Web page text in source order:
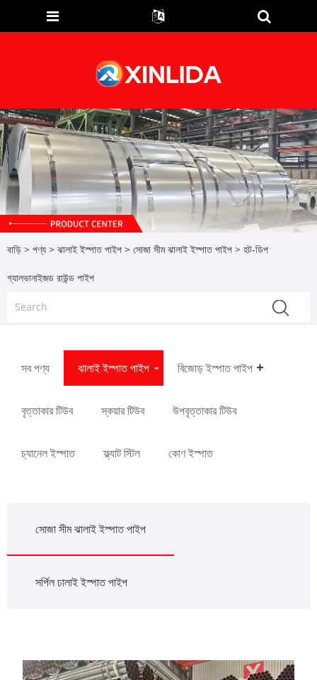
বাড়ি > পণ্য > ঝালাই ইস্পাত পাইপ > সোজা সীম ঝালাই ইস্পাত পাইপ > হট-ডিপ
গ্যালভানাইজড রাউন্ড পাইপ
সব পণ্য ঝালাই ইস্পাত পাইপ বিজোড় ইস্পাত পাইপ
বৃত্তাকার টিউব স্কয়ার টিউব উপবৃত্তাকার টিউব
চ্যানেল ইস্পাত ফ্ল্যাট স্টিল কোণ ইস্পাত
সোজা সীম ঝালাই ইস্পাত পাইপ
সর্পিল ঢালাই ইস্পাত পাইপ